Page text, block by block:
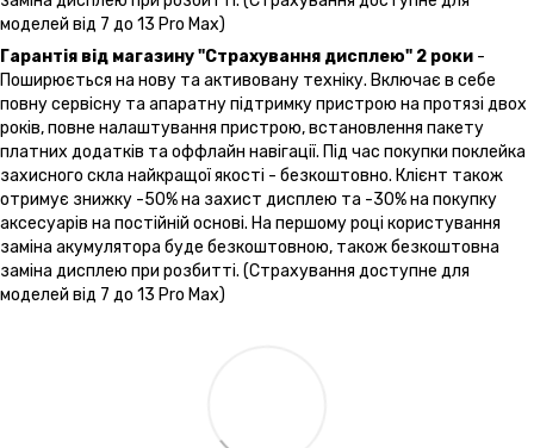
моделей від 7 до 13 Pro Max)
Гарантія від магазину "Страхування дисплею" 2 роки -
Поширюється на нову та активовану техніку. Включає в себе
повну сервісну та апаратну підтримку пристрою на протязі двох
років, повне налаштування пристрою, встановлення пакету
платних додатків та оффлайн навігації. Під час покупки поклейка
захисного скла найкращої якості - безкоштовно. Клієнт також
отримує знижку -50% на захист дисплею та -30% на покупку
аксесуарів на постійній основі. На першому році користування
заміна акумулятора буде безкоштовною, також безкоштовна
заміна дисплею при розбитті. (Страхування доступне для
моделей від 7 до 13 Pro Max)